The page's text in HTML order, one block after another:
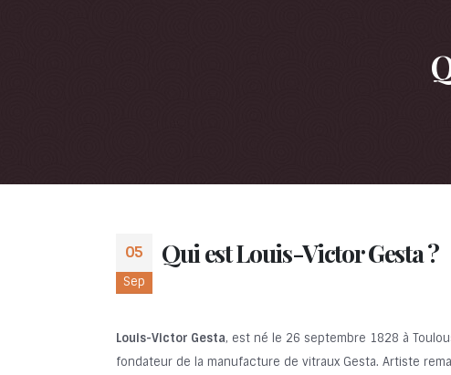
05
Sep
Qui est Louis-Victor Gesta ?
Louis-Victor Gesta, est né le 26 septembre 1828 à
fondateur de la manufacture de vitraux Gesta. Artiste